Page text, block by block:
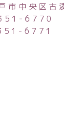
市中央区古
6770
6771